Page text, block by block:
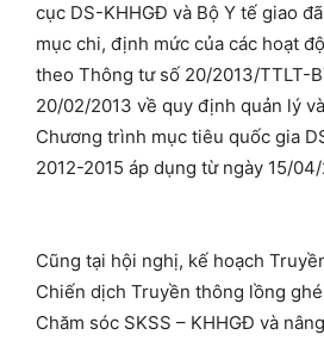
cục DS-KHHGĐ và Bộ Y tế giao
mục chi, định mức của các hoạt
theo Thông tư số 20/2013/TTLT-
20/02/2013 về quy định quản lý
Chương trình mục tiêu quốc gia
2012-2015 áp dụng từ ngày 15/
Cũng tại hội nghị, kế hoạch
Chiến dịch Truyền thông lồng
Chăm sóc SKSS – KHHGĐ và